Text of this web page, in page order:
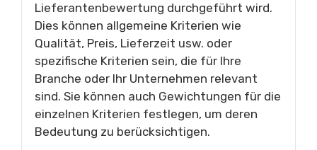
Lieferantenbewertung durchgeführt wird.
Dies können allgemeine Kriterien wie
Qualität, Preis, Lieferzeit usw. oder
spezifische Kriterien sein, die für Ihre
Branche oder Ihr Unternehmen relevant
sind. Sie können auch Gewichtungen für die
einzelnen Kriterien festlegen, um deren
Bedeutung zu berücksichtigen.